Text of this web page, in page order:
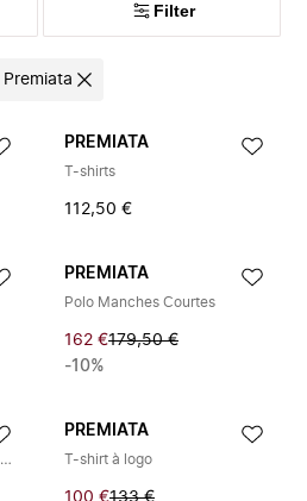
Filter
Premiata
PREMIATA
T-shirts
112,50 €
PREMIATA
Polo Manches Courtes
162 €179,50 €
-10%
Polo Manches Courtes en Piqué
PREMIATA
T-shirt à logo
100 €133 €